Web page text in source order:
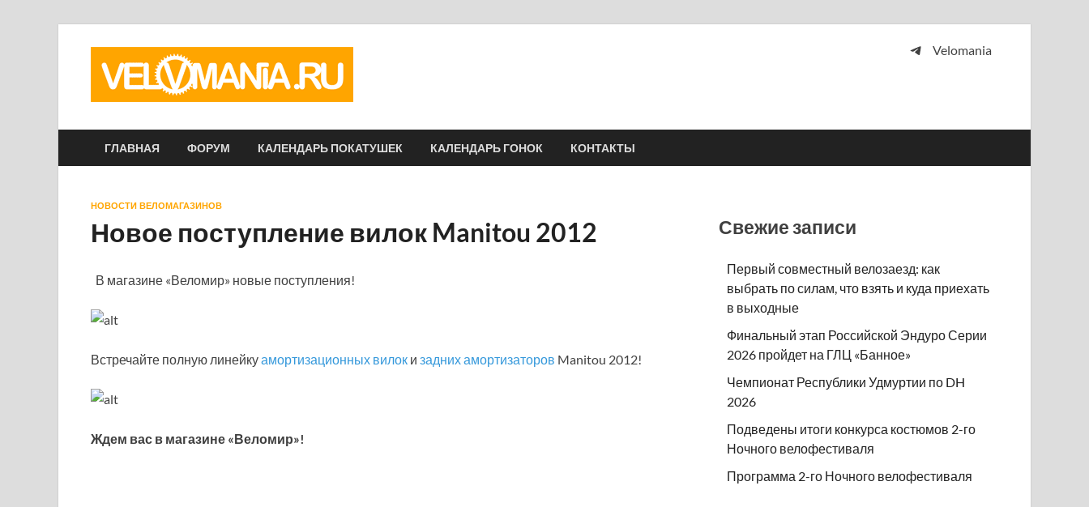
Velomania
ГЛАВНАЯ ФОРУМ КАЛЕНДАРЬ ПОКАТУШЕК КАЛЕНДАРЬ ГОНОК КОНТАКТЫ
НОВОСТИ ВЕЛОМАГАЗИНОВ
Новое поступление вилок Manitou 2012
В магазине «Веломир» новые поступления!
Встречайте полную линейкуамортизационных вилок и задних амортизаторов Manitou 2012!
Ждем вас в магазине «Веломир»!
Свежие записи
Первый совместный велозаезд: как
выбрать по силам, что взять и куда приехать
в выходные
Финальный этап Российской Эндуро Серии
2026 пройдет на ГЛЦ «Банное»
Чемпионат Республики Удмуртии по DH
2026
Подведены итоги конкурса костюмов 2-го
Ночного велофестиваля
Программа 2-го Ночного велофестиваля